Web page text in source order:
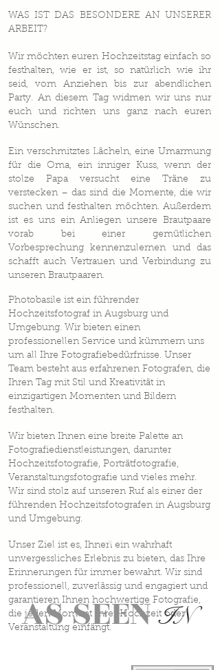
WAS IST DAS BESONDERE AN UNSERER
ARBEIT?
Wir möchten euren Hochzeitstag einfach so
festhalten, wie er ist, so natürlich wie ihr
seid, vom Anziehen bis zur abendlichen
Party. An diesem Tag widmen wir uns nur
euch und richten uns ganz nach euren
Wünschen.
Ein verschmitztes Lächeln, eine Umarmung
für die Oma, ein inniger Kuss, wenn der
stolze Papa versucht eine Träne zu
verstecken – das sind die Momente, die wir
suchen und festhalten möchten. Außerdem
ist es uns ein Anliegen unsere Brautpaare
vorab bei einer gemütlichen
Vorbesprechung kennenzulernen und das
schafft auch Vertrauen und Verbindung zu
unseren Brautpaaren.
Photobasile ist ein führender
Hochzeitsfotograf in Augsburg und
Umgebung. Wir bieten einen
professionellen Service und kümmern uns
um all Ihre Fotografiebedürfnisse. Unser
Team besteht aus erfahrenen Fotografen, die
Ihren Tag mit Stil und Kreativität in
einzigartigen Momenten und Bildern
festhalten.
Wir bieten Ihnen eine breite Palette an
Fotografiedienstleistungen, darunter
Hochzeitsfotografie, Porträtfotografie,
Veranstaltungsfotografie und vieles mehr.
Wir sind stolz auf unseren Ruf als einer der
führenden Hochzeitsfotografen in Augsburg
und Umgebung.
Unser Ziel ist es, Ihnen ein wahrhaft
unvergessliches Erlebnis zu bieten, das Ihre
Erinnerungen für immer bewahrt. Wir sind
professionell, zuverlässig und engagiert und
garantieren Ihnen hochwertige Fotografie,
die jeden Moment Ihrer Hochzeit oder
Veranstaltung einfängt.
AS SEEN IN